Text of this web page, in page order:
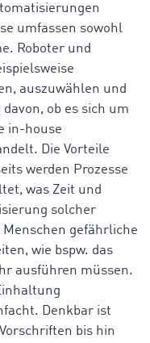
umfassen sowohl
Roboter und
auszuwählen und
ob es sich um
in-house
Die Vorteile
werden Prozesse
was Zeit und
solcher
Menschen gefährliche
wie bspw. das
ausführen müssen.
Denkbar ist
bis hin